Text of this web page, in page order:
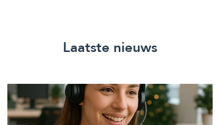
Laatste nieuws